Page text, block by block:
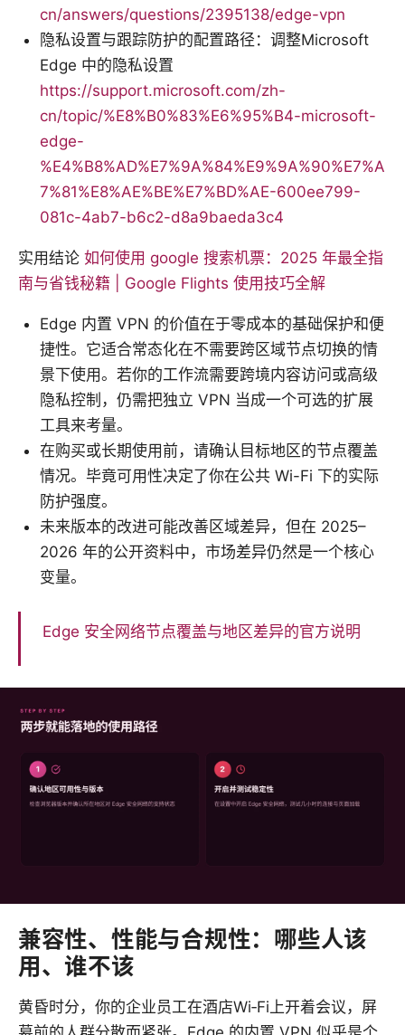
cn/answers/questions/2395138/edge-vpn
隐私设置与跟踪防护的配置路径：调整Microsoft
Edge 中的隐私设置
https://support.microsoft.com/zh-
cn/topic/%E8%B0%83%E6%95%B4-microsoft-
edge-
%E4%B8%AD%E7%9A%84%E9%9A%90%E7%A
7%81%E8%AE%BE%E7%BD%AE-600ee799-
081c-4ab7-b6c2-d8a9baeda3c4
实用结论 如何使用 google 搜索机票：2025 年最全指
南与省钱秘籍 | Google Flights 使用技巧全解
Edge 内置 VPN 的价值在于零成本的基础保护和便
捷性。它适合常态化在不需要跨区域节点切换的情
景下使用。若你的工作流需要跨境内容访问或高级
隐私控制，仍需把独立 VPN 当成一个可选的扩展
工具来考量。
在购买或长期使用前，请确认目标地区的节点覆盖
情况。毕竟可用性决定了你在公共 Wi-Fi 下的实际
防护强度。
未来版本的改进可能改善区域差异，但在 2025–
2026 年的公开资料中，市场差异仍然是一个核心
变量。
Edge 安全网络节点覆盖与地区差异的官方说明
兼容性、性能与合规性：哪些人该
用、谁不该
黄昏时分，你的企业员工在酒店Wi‑Fi上开着会议，屏